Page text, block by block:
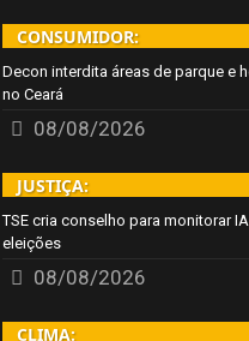
CONSUMIDOR:
Decon interdita áreas de parque e
no Ceará
08/08/2026
JUSTIÇA:
TSE cria conselho para monitorar
eleições
08/08/2026
CLIMA: